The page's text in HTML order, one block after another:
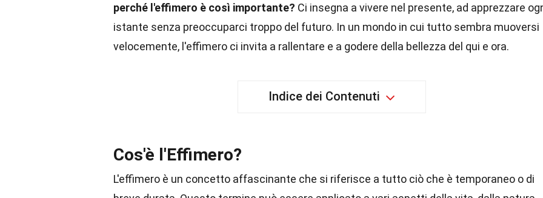
perché l'effimero è così importante? Ci insegna a vivere nel presente, ad apprezzare
istante senza preoccuparci troppo del futuro. In un mondo in cui tutto sembra muoversi
velocemente, l'effimero ci invita a rallentare e a godere della bellezza del qui e ora.
Indice dei Contenuti
Cos'è l'Effimero?
L'effimero è un concetto affascinante che si riferisce a tutto ciò che è temporaneo o di